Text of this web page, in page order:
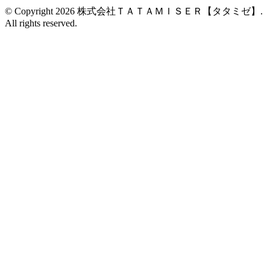
© Copyright 2026 株式会社ＴＡＴＡＭＩＳＥＲ【タタミゼ】.
All rights reserved.